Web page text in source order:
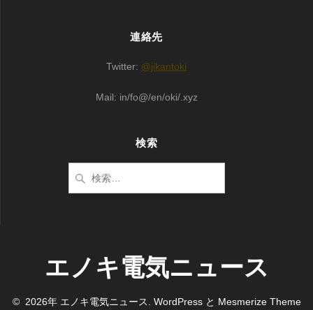
連絡先
Twitter: @jikantoki
Mail: in/fo@/en/oki/.xyz
検索
検
索:
エノキ電気ニュース
© 2026年 エノキ電気ニュース. WordPress と Mesmerize Theme